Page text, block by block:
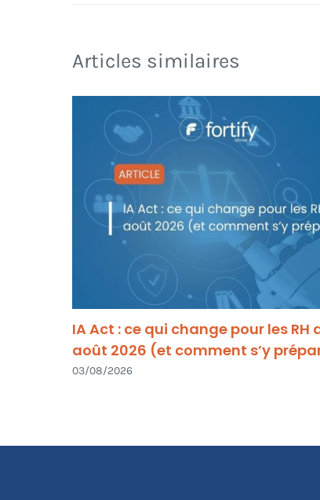
Articles similaires
IA Act : ce qui change pour les RH
août 2026 (et comment s’y
03/08/2026